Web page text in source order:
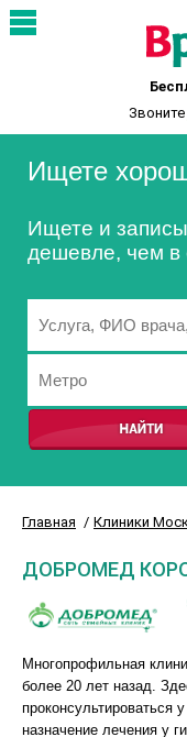
Звоните
Ищете
Ищете и
дешевле, чем в
Главная Клиники
ДОБРОМЕД
Многопрофильная
более 20 лет назад.
проконсультироваться
назначение лечения у